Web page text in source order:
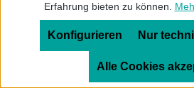
Erfahrung bieten zu können.
Nur
Konfigurieren
Alle Cookies